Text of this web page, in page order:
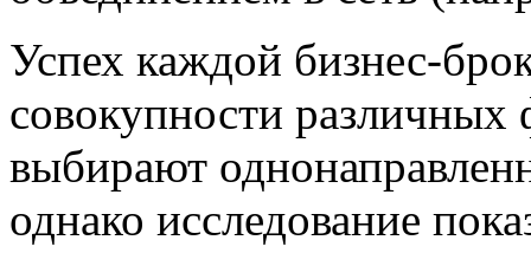
Успех каждой бизнес-
совокупности
выбирают
однако исследование